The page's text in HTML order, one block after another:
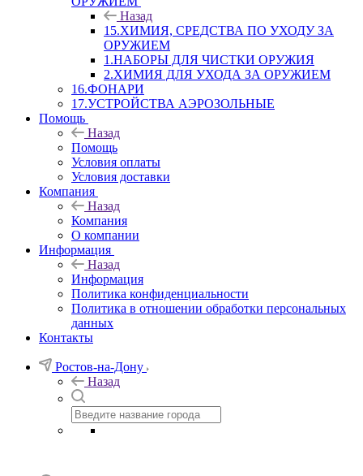
Назад
15.ХИМИЯ, СРЕДСТВА ПО УХОДУ ЗА
ОРУЖИЕМ
1.НАБОРЫ ДЛЯ ЧИСТКИ ОРУЖИЯ
2.ХИМИЯ ДЛЯ УХОДА ЗА ОРУЖИЕМ
16.ФОНАРИ
17.УСТРОЙСТВА АЭРОЗОЛЬНЫЕ
Помощь
Назад
Помощь
Условия оплаты
Условия доставки
Компания
Назад
Компания
О компании
Информация
Назад
Информация
Политика конфиденциальности
Политика в отношении обработки персональных
данных
Контакты
Ростов-на-Дону
Назад